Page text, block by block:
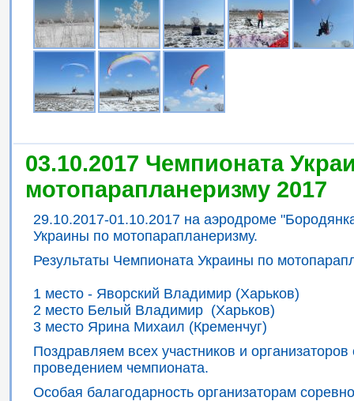
03.10.2017 Чемпионата
мотопарапланеризму 2017
29.10.2017-01.10.2017 на аэродроме
Украины по мотопарапланеризму.
Результаты Чемпионата Украины по
1 место - Яворский Владимир (Харьков)
2 место Белый Владимир (Харьков)
3 место Ярина Михаил (Кременчуг)
Поздравляем всех участников и
проведением чемпионата.
Особая балагодарность организаторам